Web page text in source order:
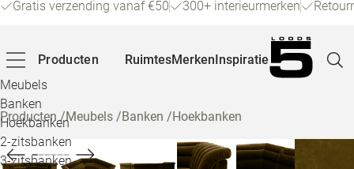
Gratis verzending vanaf €50 300+ interieurmerken
Producten
Meubels
Banken
Hoekbanken
2-zitsbanken
3-zitsbanken
RuimtesMerkenInspiratie
Producten/Meubels /Banken /Hoekbanken